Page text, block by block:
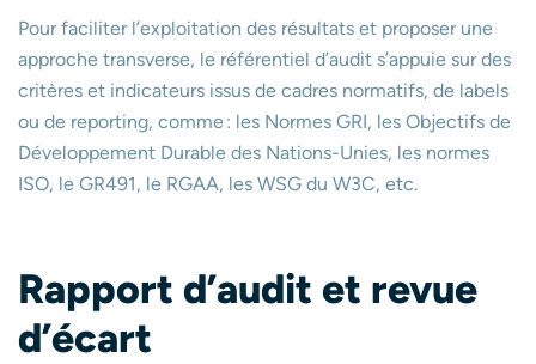
Pour faciliter l’exploitation des résultats et proposer une
approche transverse, le référentiel d’audit s’appuie sur des
critères et indicateurs issus de cadres normatifs, de labels
ou de reporting, comme : les Normes GRI, les Objectifs de
Développement Durable des Nations-Unies, les normes
ISO, le GR491, le RGAA, les WSG du W3C, etc.
Rapport d’audit et revue
d’écart